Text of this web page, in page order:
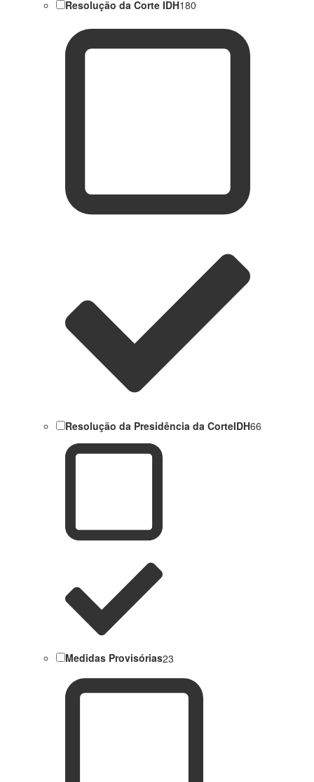
Resolução da Corte IDH180
Resolução da Presidência da CorteIDH66
Medidas Provisórias23